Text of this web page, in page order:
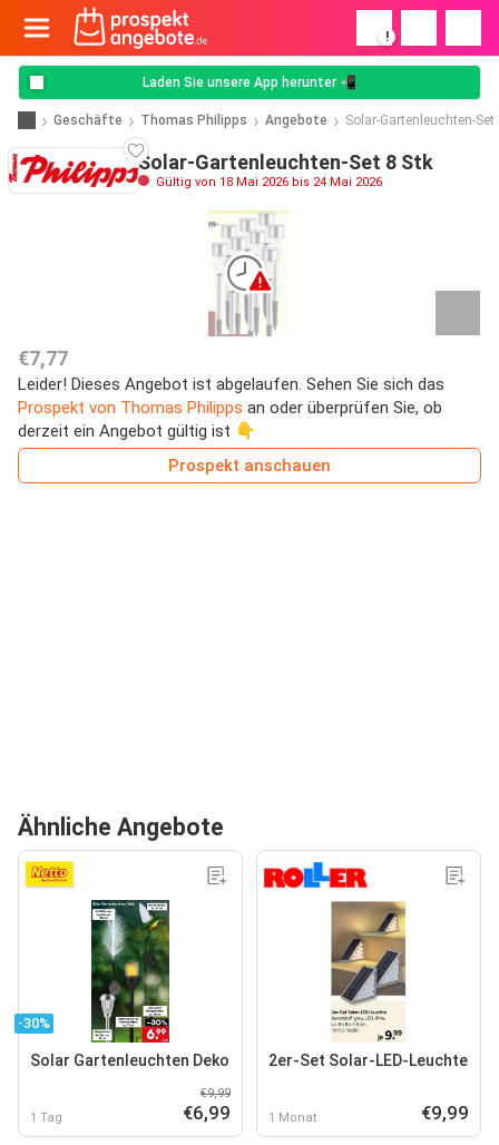
!
Laden Sie unsere App herunter 📲
Geschäfte Thomas Philipps Angebote Solar-Gartenleuchten-Set
Solar-Gartenleuchten-Set 8 Stk
Gültig von 18 Mai 2026 bis 24 Mai 2026
€7,77
Leider! Dieses Angebot ist abgelaufen. Sehen Sie sich das
Prospekt von Thomas Philipps an oder überprüfen Sie, ob
derzeit ein Angebot gültig ist 👇
Prospekt anschauen
Ähnliche Angebote
-30%
Solar Gartenleuchten Deko
1 Tag
€9,99
€6,99
2er-Set Solar-LED-Leuchte
1 Monat €9,99